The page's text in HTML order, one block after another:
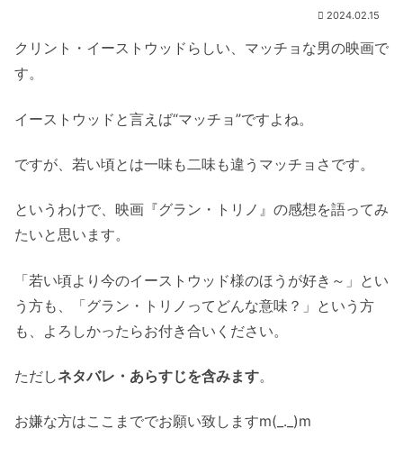
2024.02.15
クリント・イーストウッドらしい、マッチョな男の映画で
す。
イーストウッドと言えば“マッチョ”ですよね。
ですが、若い頃とは一味も二味も違うマッチョさです。
というわけで、映画『グラン・トリノ』の感想を語ってみ
たいと思います。
「若い頃より今のイーストウッド様のほうが好き～」とい
う方も、「グラン・トリノってどんな意味？」という方
も、よろしかったらお付き合いください。
ただしネタバレ・あらすじを含みます。
お嫌な方はここまででお願い致しますm(_._)m